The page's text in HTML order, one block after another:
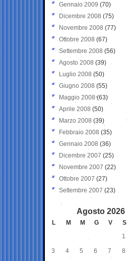
Gennaio 2009 (70)
Dicembre 2008 (75)
Novembre 2008 (77)
Ottobre 2008 (67)
Settembre 2008 (56)
Agosto 2008 (39)
Luglio 2008 (50)
Giugno 2008 (55)
Maggio 2008(63)
Aprile 2008 (50)
Marzo 2008 (39)
Febbraio 2008 (35)
Gennaio 2008 (36)
Dicembre 2007 (25)
Novembre 2007 (22)
Ottobre 2007 (27)
Settembre 2007 (23)
Agosto 2026
L M M G V S
1
3 4 5 6 7 8